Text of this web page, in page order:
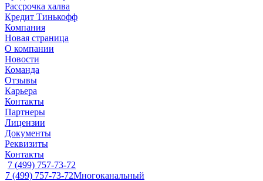
Рассрочка халва
Кредит Тинькофф
Компания
Новая страница
О компании
Новости
Команда
Отзывы
Карьера
Контакты
Партнеры
Лицензии
Документы
Реквизиты
Контакты
7 (499) 757-73-72
7 (499) 757-73-72Многоканальный